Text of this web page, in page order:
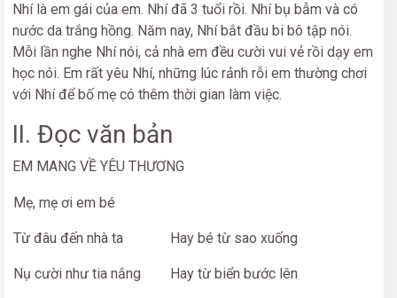
Nhí là em gái của em. Nhí đã 3 tuổi rồi. Nhí bụ bẫm và có
nước da trắng hồng. Năm nay, Nhí bắt đầu bi bô tập nói.
Mỗi lần nghe Nhí nói, cả nhà em đều cười vui vẻ rồi dạy em
học nói. Em rất yêu Nhí, những lúc rảnh rỗi em thường chơi
với Nhí để bố mẹ có thêm thời gian làm việc.
II. Đọc văn bản
EM MANG VỀ YÊU THƯƠNG
Mẹ, mẹ ơi em bé
Từ đâu đến nhà ta
Nụ cười như tia nắng
Hay bé từ sao xuống
Hay từ biển bước lên